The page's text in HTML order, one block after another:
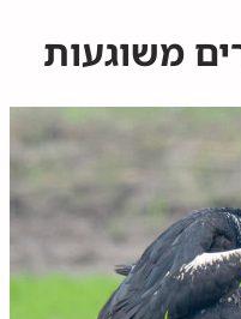
משוגעות